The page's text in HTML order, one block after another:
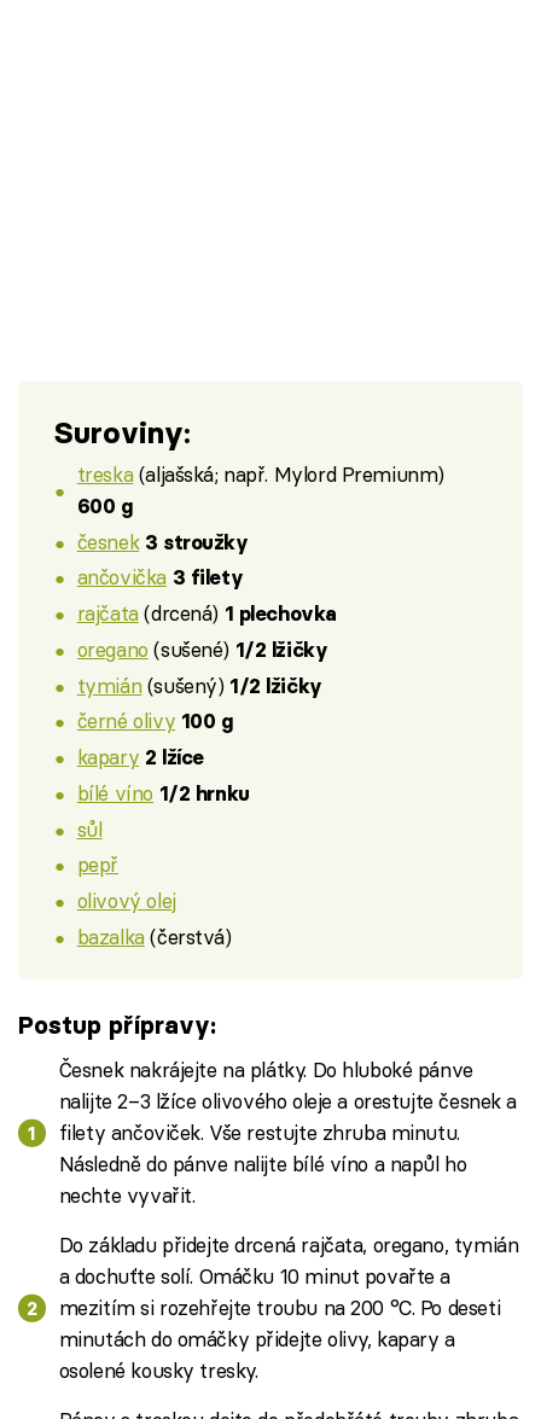
Suroviny:
treska(aljašská; např. Mylord Premiunm)
600 g
česnek 3 stroužky
ančovička 3 filety
rajčata(drcená) 1 plechovka
oregano (sušené) 1/2 lžičky
tymián(sušený) 1/2 lžičky
černé olivy 100 g
kapary 2 lžíce
bílé víno 1/2 hrnku
sůl
pepř
olivový olej
bazalka(čerstvá)
Postup přípravy:
Česnek nakrájejte na plátky. Do hluboké pánve
nalijte 2–3 lžíce olivového oleje a orestujte česnek a
filety ančoviček. Vše restujte zhruba minutu.
Následně do pánve nalijte bílé víno a napůl ho
nechte vyvařit.
Do základu přidejte drcená rajčata, oregano, tymián
a dochuťte solí. Omáčku 10 minut povařte a
mezitím si rozehřejte troubu na 200 °C. Po deseti
minutách do omáčky přidejte olivy, kapary a
osolené kousky tresky.